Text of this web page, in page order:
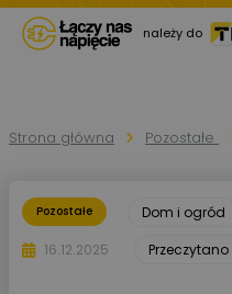
należy do
Strona główna Pozostałe
Dom i ogród
Pozostałe
16.12.2025 Przeczytano